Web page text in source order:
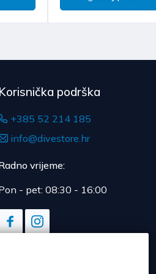
Korisnička podrška
+385 52 214 185
info@divestore.hr
vrijeme:
- pet: 08:30 - 16:00